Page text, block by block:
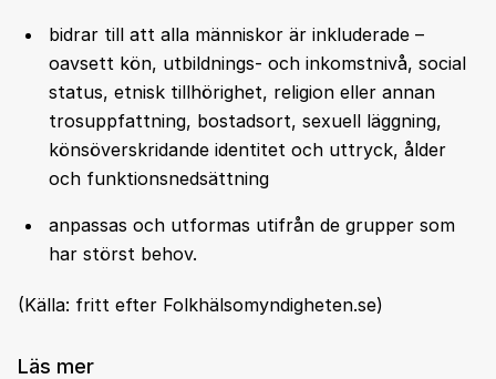
bidrar till att alla människor är inkluderade –
oavsett kön, utbildnings- och inkomstnivå, social
status, etnisk tillhörighet, religion eller annan
trosuppfattning, bostadsort, sexuell läggning,
könsöverskridande identitet och uttryck, ålder
och funktionsnedsättning
anpassas och utformas utifrån de grupper som
har störst behov.
(Källa: fritt efter Folkhälsomyndigheten.se)
Läs mer